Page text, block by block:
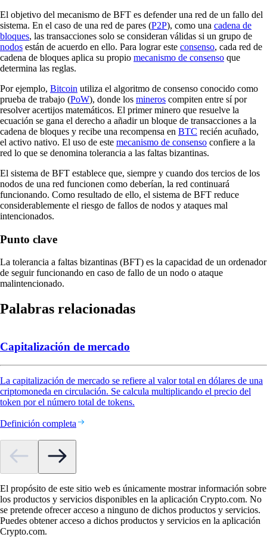
El objetivo del mecanismo de BFT es defender una red de un fallo del
sistema. En el caso de una red de pares (P2P), como una cadena de
bloques, las transacciones solo se consideran válidas si un grupo de
nodos están de acuerdo en ello. Para lograr este consenso, cada red de
cadena de bloques aplica su propio mecanismo de consenso que
determina las reglas.
Por ejemplo, Bitcoin utiliza el algoritmo de consenso conocido como
prueba de trabajo (PoW), donde los mineros compiten entre sí por
resolver acertijos matemáticos. El primer minero que resuelve la
ecuación se gana el derecho a añadir un bloque de transacciones a la
cadena de bloques y recibe una recompensa en BTC recién acuñado,
el activo nativo. El uso de este mecanismo de consenso confiere a la
red lo que se denomina tolerancia a las faltas bizantinas.
El sistema de BFT establece que, siempre y cuando dos tercios de los
nodos de una red funcionen como deberían, la red continuará
funcionando. Como resultado de ello, el sistema de BFT reduce
considerablemente el riesgo de fallos de nodos y ataques mal
intencionados.
Punto clave
La tolerancia a faltas bizantinas (BFT) es la capacidad de un ordenador
de seguir funcionando en caso de fallo de un nodo o ataque
malintencionado.
Palabras relacionadas
Capitalización de mercado
La capitalización de mercado se refiere al valor total en dólares de una
criptomoneda en circulación. Se calcula multiplicando el precio del
token por el número total de tokens.
Definición completa
El propósito de este sitio web es únicamente mostrar información sobre
los productos y servicios disponibles en la aplicación Crypto.com. No
se pretende ofrecer acceso a ninguno de dichos productos y servicios.
Puedes obtener acceso a dichos productos y servicios en la aplicación
Crypto.com.